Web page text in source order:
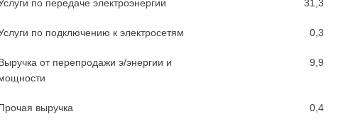
по передаче электроэнергии 31,3
по подключению к электросетям 0,3
от перепродажи э/энергии и
9,9
выручка 0,4